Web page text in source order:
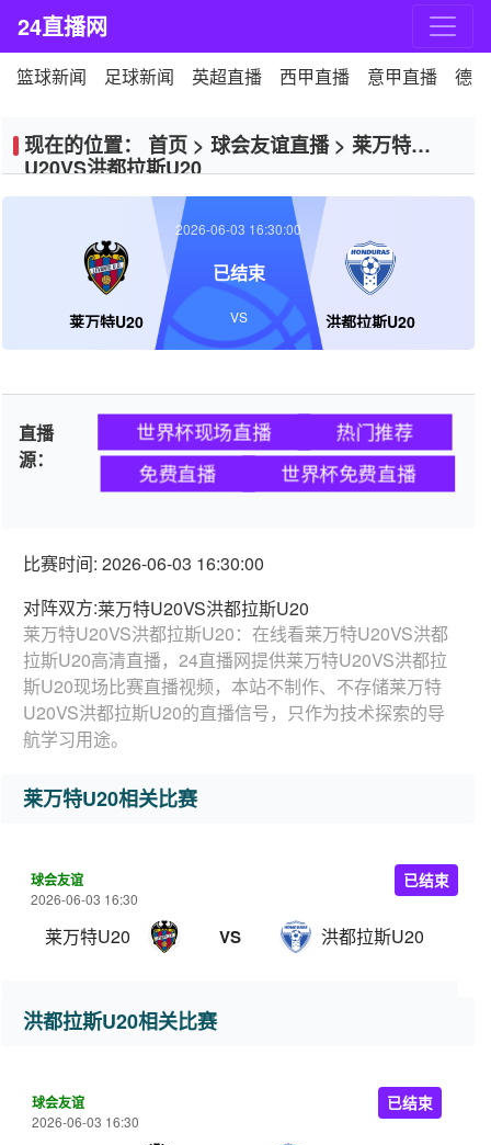
24直播网
篮球新闻 足球新闻 英超直播 西甲直播 意甲直播 德
现在的位置： 首页 > 球会友谊直播> 莱万特
U20VS洪都拉斯U20
莱万特U20 洪都拉斯U20
2026-06-03 16:30:00
已结束
VS
直播
源：
世界杯现场直播
热门推荐
免费直播
世界杯免费直播
比赛时间: 2026-06-03 16:30:00
对阵双方:莱万特U20VS洪都拉斯U20
莱万特U20VS洪都拉斯U20：在线看莱万特U20VS洪都
拉斯U20高清直播，24直播网提供莱万特U20VS洪都拉
斯U20现场比赛直播视频，本站不制作、不存储莱万特
U20VS洪都拉斯U20的直播信号，只作为技术探索的导
航学习用途。
莱万特U20相关比赛
球会友谊
2026-06-03 16:30
莱万特U20 VS 洪都拉斯U20
已结束
洪都拉斯U20相关比赛
球会友谊
2026-06-03 16:30
已结束